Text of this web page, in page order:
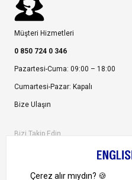
Müşteri Hizmetleri
0 850 724 0 346
Pazartesi-Cuma: 09:00 – 18:00
Cumartesi-Pazar: Kapalı
Bize Ulaşın
Bizi Takip Edin